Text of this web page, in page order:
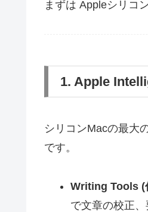
まずは Appleシリコ
1. Apple
シリコンMacの最大
です。
Writing Tools (
で文章の校正